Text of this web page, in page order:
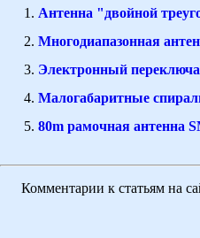
Антенна "двойной
Многодиапазонная
Электронный
Малогабаритные
80m рамочная антенна
Комментарии к статьям на